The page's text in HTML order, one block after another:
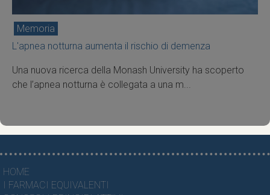
Memoria
L'apnea notturna aumenta il rischio di demenza
Una nuova ricerca della Monash University ha scoperto
che l’apnea notturna è collegata a una m...
HOME
I FARMACI EQUIVALENTI